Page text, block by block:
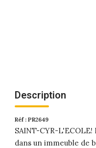
Description
Réf : PR2649
SAINT-CYR-L'ECOLE!
dans un immeuble de